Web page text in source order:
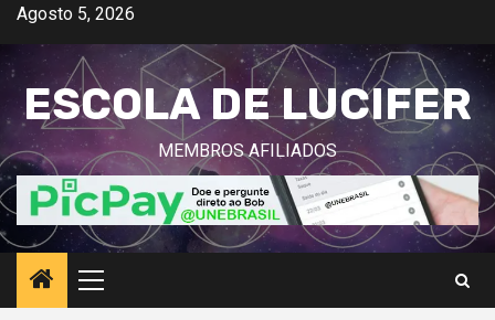
Avançar
o
conteúdo
Agosto 5, 2026
ESCOLA DE LUCIFER
MEMBROS AFILIADOS
Menu
principal